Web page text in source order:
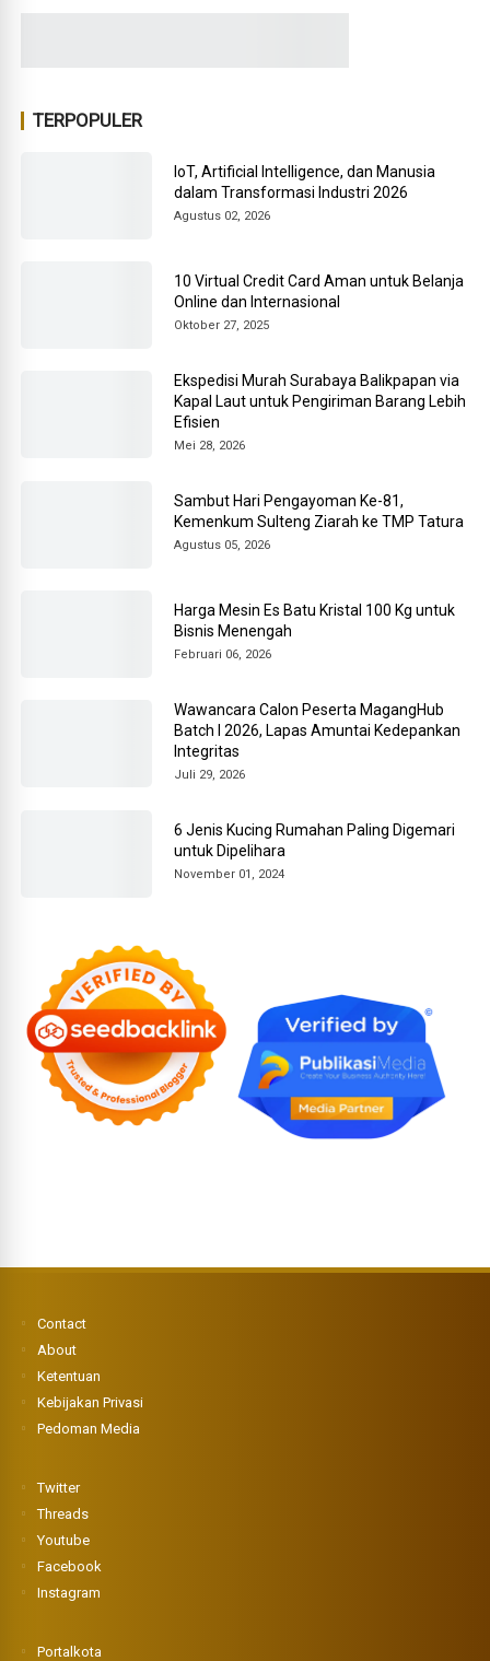
TERPOPULER
IoT, Artificial Intelligence, dan Manusia
dalam Transformasi Industri 2026
Agustus 02, 2026
10 Virtual Credit Card Aman untuk Belanja
Online dan Internasional
Oktober 27, 2025
Ekspedisi Murah Surabaya Balikpapan via
Kapal Laut untuk Pengiriman Barang Lebih
Efisien
Mei 28, 2026
Sambut Hari Pengayoman Ke-81,
Kemenkum Sulteng Ziarah ke TMP Tatura
Agustus 05, 2026
Harga Mesin Es Batu Kristal 100 Kg untuk
Bisnis Menengah
Februari 06, 2026
Wawancara Calon Peserta MagangHub
Batch I 2026, Lapas Amuntai Kedepankan
Integritas
Juli 29, 2026
6 Jenis Kucing Rumahan Paling Digemari
untuk Dipelihara
November 01, 2024
Contact
About
Ketentuan
Kebijakan Privasi
Pedoman Media
Twitter
Threads
Youtube
Facebook
Instagram
Portalkota